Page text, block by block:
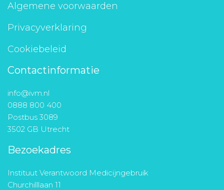
Algemene voorwaarden
Privacyverklaring
Cookiebeleid
Contactinformatie
info@ivm.nl
0888 800 400
Postbus 3089
3502 GB Utrecht
Bezoekadres
Instituut Verantwoord Medicijngebruik
Churchilllaan 11